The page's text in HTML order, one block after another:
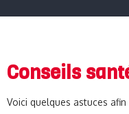
Conseils
Voici quelques astuces